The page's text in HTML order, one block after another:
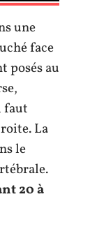
une
face
posés au
faut
La
le
20 à